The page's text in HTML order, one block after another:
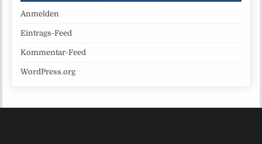
Anmelden
Eintrags-Feed
Kommentar-Feed
WordPress.org